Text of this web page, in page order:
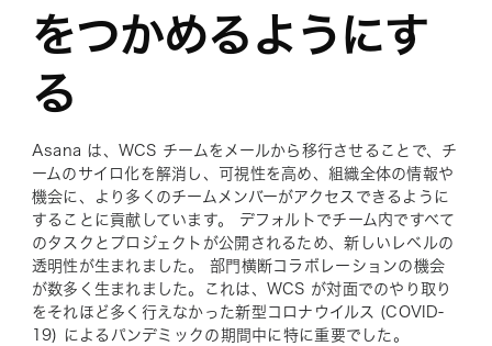
をつかめるようにす
る
Asana は、WCS チームをメールから移行させることで、チ
ームのサイロ化を解消し、可視性を高め、組織全体の情報や
機会に、より多くのチームメンバーがアクセスできるように
することに貢献しています。 デフォルトでチーム内ですべて
のタスクとプロジェクトが公開されるため、新しいレベルの
透明性が生まれました。 部門横断コラボレーションの機会
が数多く生まれました。これは、WCS が対面でのやり取り
をそれほど多く行えなかった新型コロナウイルス (COVID-
19) によるパンデミックの期間中に特に重要でした。